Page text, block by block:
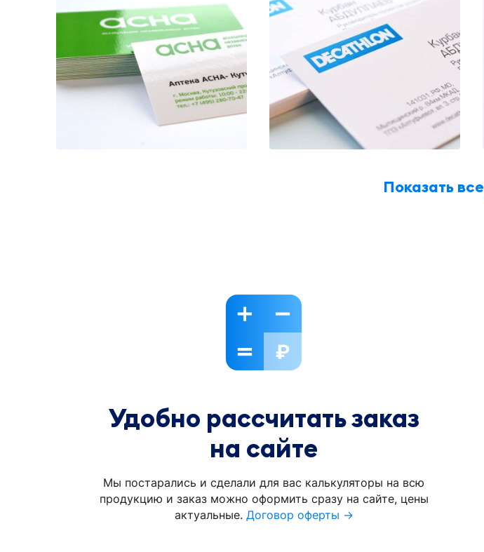
Показать
Удобно рассчитать заказ
на сайте
Мы постарались и сделали для вас калькуляторы на всю
продукцию и заказ можно оформить сразу на сайте, цены
актуальные. Договор оферты →